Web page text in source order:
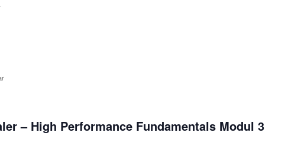
– High Performance Fundamentals Modul 3